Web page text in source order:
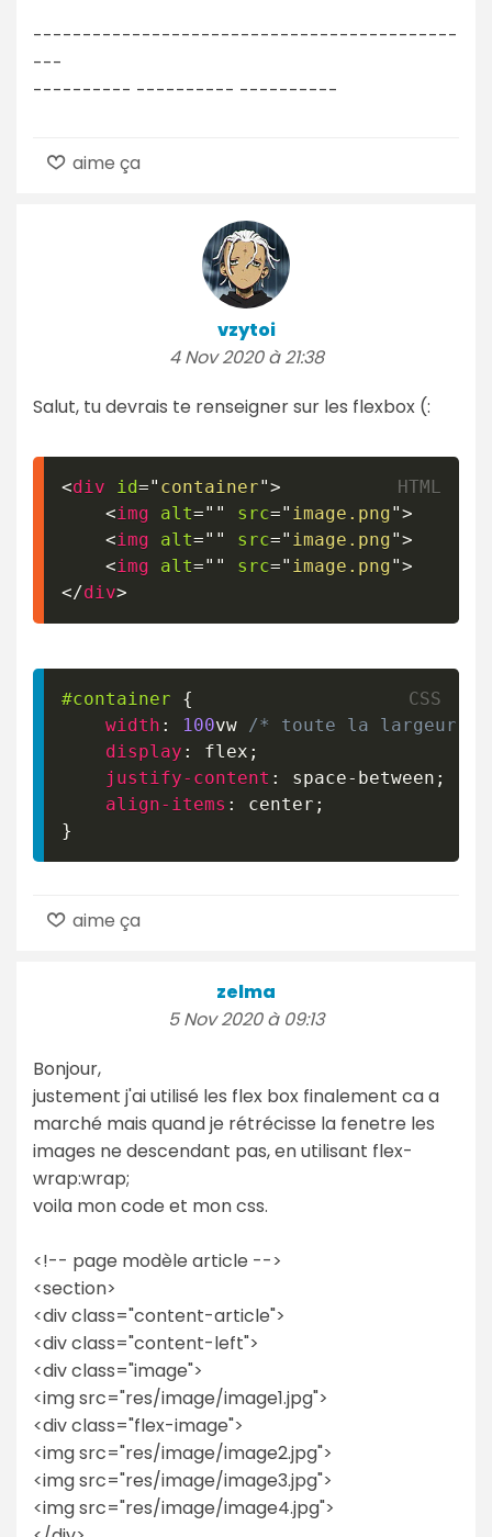
-------------------------------------------
---
---------- ---------- ----------
aime ça
vzytoi
4 Nov 2020 à 21:38
Salut, tu devrais te renseigner sur les flexbox (:
<div id=" container">
<img alt=" " src=" image.png">
<img alt=" " src=" image.png">
<img alt=" " src=" image.png">
</div>
#container
{
width : 100vw
/* toute la largeur
display : flex ;
justify-content : space-between ;
align-items : center ;
}
aime ça
zelma
5 Nov 2020 à 09:13
Bonjour,
justement j'ai utilisé les flex box finalement ca a
marché mais quand je rétrécisse la fenetre les
images ne descendant pas, en utilisant flex-
wrap:wrap;
voila mon code et mon css.
<!-- page modèle article -->
<section>
<div class="content-article">
<div class="content-left">
<div class="image">
<img src="res/image/image1.jpg">
<div class="flex-image">
<img src="res/image/image2.jpg">
<img src="res/image/image3.jpg">
<img src="res/image/image4.jpg">